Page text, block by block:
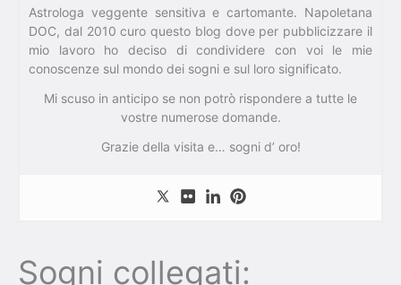
Astrologa veggente sensitiva e cartomante. Napoletana
DOC, dal 2010 curo questo blog dove per pubblicizzare il
mio lavoro ho deciso di condividere con voi le mie
conoscenze sul mondo dei sogni e sul loro significato.
Mi scuso in anticipo se non potrò rispondere a tutte le
vostre numerose domande.
Grazie della visita e… sogni d’ oro!
Sogni collegati: